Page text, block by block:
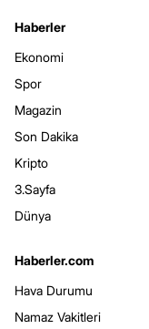
Haberler
Ekonomi
Spor
Magazin
Son Dakika
Kripto
3.Sayfa
Dünya
Haberler.com
Hava Durumu
Namaz Vakitleri